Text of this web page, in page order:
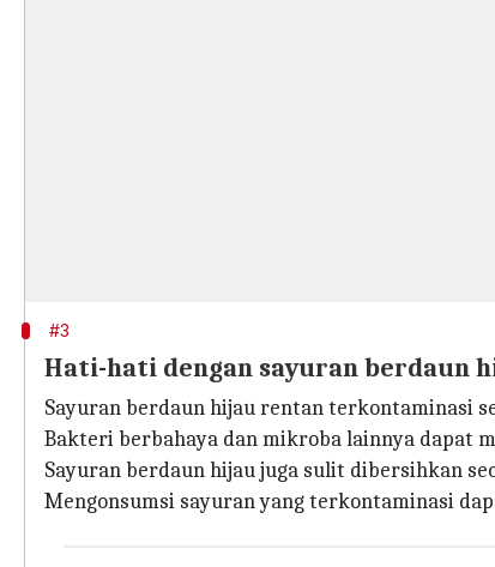
#3
Hati-hati dengan sayuran berdaun
Sayuran berdaun hijau rentan terkontaminasi
Bakteri berbahaya dan mikroba lainnya dapat
Sayuran berdaun hijau juga sulit dibersihkan
Mengonsumsi sayuran yang terkontaminasi